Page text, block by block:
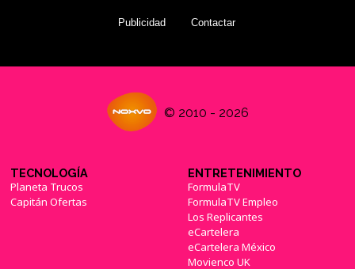
Publicidad Contactar
© 2010 - 2026
TECNOLOGÍA
Planeta Trucos
Capitán Ofertas
ENTRETENIMIENTO
FormulaTV
FormulaTV Empleo
Los Replicantes
eCartelera
eCartelera México
Movienco UK